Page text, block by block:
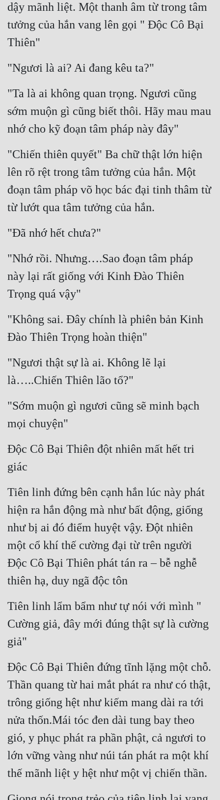
Nữ Cường
Phong Thủy - Tâm Linh
Phương Tây
Phản Phái
Quan Trường
Quân Sự
Sảng Văn
Sắc
Sủng
Thanh Xuân
Tiên Hiệp
Tiểu Thuyết
Trinh Thám
Trùng Sinh
Tu Chân
Tội Phạm
Vô Địch
Võ Hiệp
Võng Du
Xuyên Không
Xuyên Nhanh
Xuyên Sách
Xuyên Thư
Điền Văn
Đô Thị
Đông Phương
Đông Phương Huyền Huyễn
Đồng Nhân
Cẩu Đạo Trường Sinh
Ngự Thú
Truyện Nam
Truyện Nữ
Vô Địch Lưu
dậy mãnh liệt. Một thanh âm từ trong tâm
tưởng của hắn vang lên gọi " Độc Cô Bại
Thiên"
"Ngươi là ai? Ai đang kêu ta?"
"Ta là ai không quan trọng. Ngươi cũng
sớm muộn gì cũng biết thôi. Hãy mau mau
nhớ cho kỹ đoạn tâm pháp này đây"
"Chiến thiên quyết" Ba chữ thật lớn hiện
lên rõ rệt trong tâm tưởng của hắn. Một
đoạn tâm pháp võ học bác đại tinh thâm từ
từ lướt qua tâm tưởng của hắn.
"Đã nhớ hết chưa?"
"Nhớ rồi. Nhưng….Sao đoạn tâm pháp
này lại rất giống với Kinh Đào Thiên
Trọng quá vậy"
"Không sai. Đây chính là phiên bản Kinh
Đào Thiên Trọng hoàn thiện"
"Ngươi thật sự là ai. Không lẽ lại
là…..Chiến Thiên lão tổ?"
"Sớm muộn gì ngươi cũng sẽ minh bạch
mọi chuyện"
Độc Cô Bại Thiên đột nhiên mất hết tri
giác
Tiên linh đứng bên cạnh hắn lúc này phát
hiện ra hắn động mà như bất động, giống
như bị ai đó điểm huyệt vậy. Đột nhiên
một cổ khí thế cường đại từ trên người
Độc Cô Bại Thiên phát tán ra – bễ nghễ
thiên hạ, duy ngã độc tôn
Tiên linh lẩm bẩm như tự nói với mình "
Cường giả, đây mới đúng thật sự là cường
giả"
Độc Cô Bại Thiên đứng tĩnh lặng một chỗ.
Thần quang từ hai mắt phát ra như có thật,
trông giống hệt như kiếm mang dài ra tới
nửa thốn.Mái tóc đen dài tung bay theo
gió, y phục phát ra phần phật, cả ngươi to
lớn vững vàng như núi tán phát ra một khí
thế mãnh liệt y hệt như một vị chiến thần.